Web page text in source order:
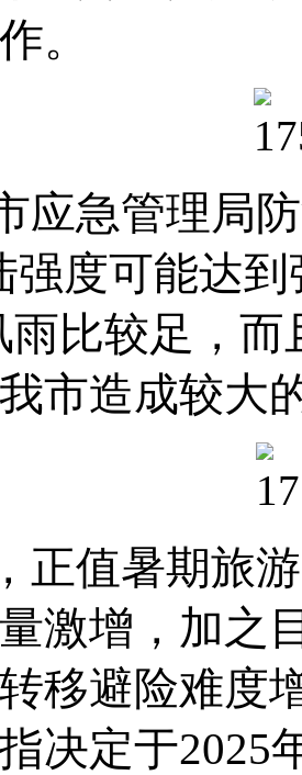
。
应急管理局
强度可能达
雨比较足，
市造成较大
正值暑期旅
激增，加之
移避险难度
决定于2025